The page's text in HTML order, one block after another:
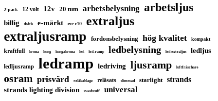
2-pack 12 volt 12v 20 tum arbetsbelysning arbetsljus
billig doftis e-märkt ece r10 extraljus
extraljusramp fordonsbelysning hög kvalitet kompakt
kraftfull krona kung kungakrona led led-ramp ledbelysning led extraljus ledljus
ledljusramp ledramp ledriving ljusramp luftfräschare
osram prisvärd reläkablage reläsats slimmad starlight strands
strands lighting division swedstuff universal